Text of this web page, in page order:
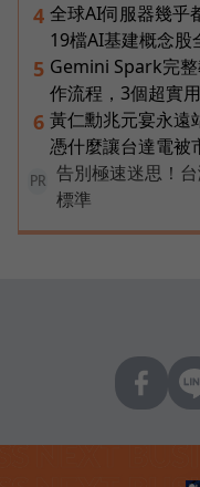
4 全球AI伺服器幾乎
19檔AI基建概念股
5 Gemini Spark完
作流程，3個超實
6 黃仁勳兆元宴永遠
憑什麼讓台達電被
PR
告別極速迷思！
標準